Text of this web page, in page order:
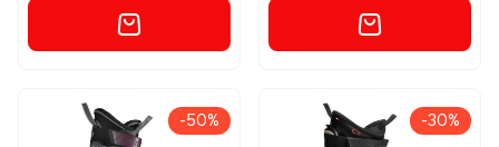
-50% -30%